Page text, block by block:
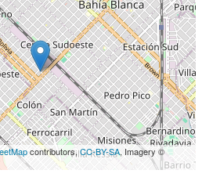
contributors,CC-BY-SA, Imagery ©